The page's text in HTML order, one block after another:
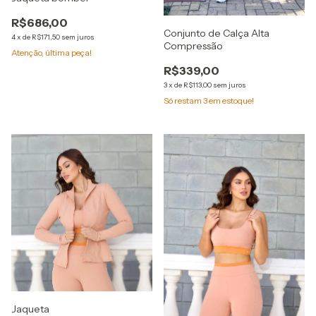
R$686,00
4x de R$171,50 sem juros
Atenção, última peça!
Conjunto de Calça Alta
Compressão
R$339,00
3x de R$113,00 sem juros
Só restam 3em estoque!
Jaqueta